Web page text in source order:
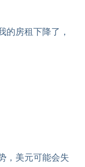
的房租下降了，
，美元可能会失